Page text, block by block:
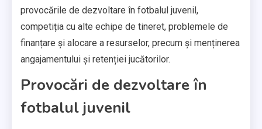
provocările de dezvoltare în fotbalul juvenil,
competiția cu alte echipe de tineret, problemele de
finanțare și alocare a resurselor, precum și menținerea
angajamentului și retenției jucătorilor.
Provocări de dezvoltare în
fotbalul juvenil